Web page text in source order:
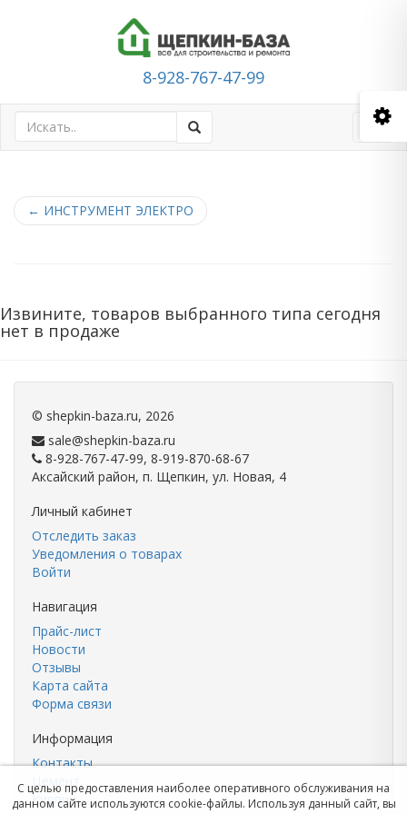
8-928-767-47-99
← ИНСТРУМЕНТ ЭЛЕКТРО
Извините, товаров выбранного типа сегодня
нет в продаже
© shepkin-baza.ru, 2026
sale@shepkin-baza.ru
8-928-767-47-99, 8-919-870-68-67
Аксайский район, п. Щепкин, ул. Новая, 4
Личный кабинет
Отследить заказ
Уведомления о товарах
Войти
Навигация
Прайс-лист
Новости
Отзывы
Карта сайта
Форма связи
Информация
Контакты
Кирпич
С целью предоставления наиболее оперативного обслуживания на
данном сайте используются cookie-файлы. Используя данный сайт, вы